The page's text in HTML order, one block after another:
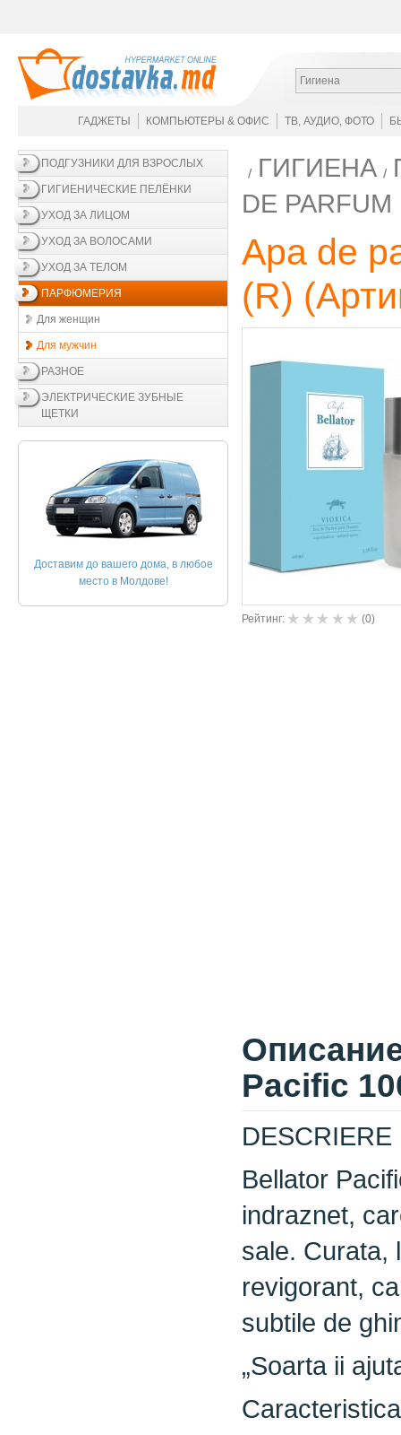
Гигиена
ГАДЖЕТЫ КОМПЬЮТЕРЫ & ОФИС ТВ, АУДИО, ФОТО
ПОДГУЗНИКИ ДЛЯ ВЗРОСЛЫХ
ГИГИЕНИЧЕСКИЕ ПЕЛЁНКИ
УХОД ЗА ЛИЦОМ
УХОД ЗА ВОЛОСАМИ
УХОД ЗА ТЕЛОМ
ПАРФЮМЕРИЯ
Для женщин
Для мужчин
РАЗНОЕ
ЭЛЕКТРИЧЕСКИЕ ЗУБНЫЕ
ЩЕТКИ
Доставим до вашего дома, в любое
место в Молдове!
ГИГИЕНА
DE
Apa de
(R)
Рейтинг: (0)
Pacific
DESCRIERE
Bellator
indraznet,
sale. Curata,
revigorant,
subtile de
„Soarta ii